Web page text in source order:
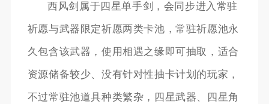
西风剑属于四星单手剑，会同步进入常驻
祈愿与武器限定祈愿两类卡池，常驻祈愿池永
久包含该武器，使用相遇之缘即可抽取，适合
资源储备较少、没有针对性抽卡计划的玩家，
不过常驻池道具种类繁杂，四星武器、四星角